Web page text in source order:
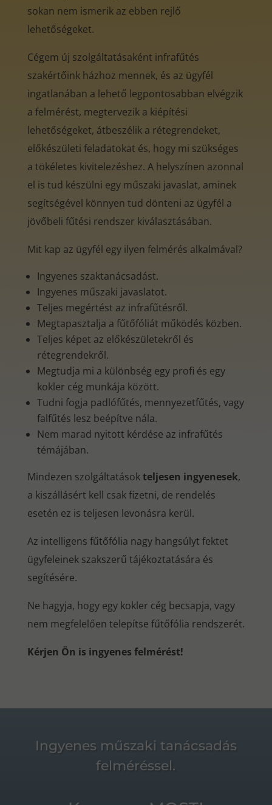
sokan nem ismerik az ebben rejlő
lehetőségeket.
Cégem új szolgáltatásaként infrafűtés
szakértőink házhoz mennek, és az ügyfél
ingatlanában a lehető legpontosabban elvégzik
a felmérést, megtervezik a kiépítési
lehetőségeket, átbeszélik a rétegrendeket,
előkészületi feladatokat és, hogy mi szükséges
a tökéletes kivitelezéshez. A helyszínen azonnal
el is tud készülni egy műszaki javaslat, aminek
segítségével könnyen tud dönteni az ügyfél a
jövőbeli fűtési rendszer kiválasztásában.
Mit kap az ügyfél egy ilyen felmérés alkalmával?
Ingyenes szaktanácsadást.
Ingyenes műszaki javaslatot.
Teljes megértést az infrafűtésről.
Megtapasztalja a fűtőfóliát működés közben.
Teljes képet az előkészületekről és
rétegrendekről.
Megtudja mi a különbség egy profi és egy
kokler cég munkája között.
Tudni fogja padlófűtés, mennyezetfűtés, vagy
falfűtés lesz beépítve nála.
Nem marad nyitott kérdése az infrafűtés
témájában.
Mindezen szolgáltatásokteljesen ingyenesek,
a kiszállásért kell csak fizetni, de rendelés
esetén ez is teljesen levonásra kerül.
Az intelligens fűtőfólia nagy hangsúlyt fektet
ügyfeleinek szakszerű tájékoztatására és
segítésére.
Ne hagyja, hogy egy kokler cég becsapja, vagy
nem megfelelően telepítse fűtőfólia rendszerét.
Kérjen Ön is ingyenes felmérést!
Ingyenes műszaki tanácsadás
felméréssel.